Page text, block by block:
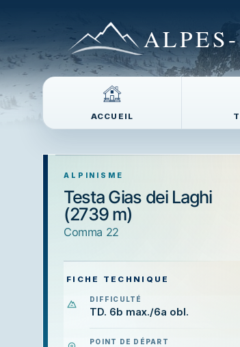
ACCUEIL
ALPINISME
Testa Gias dei Laghi
(2739 m)
Comma 22
FICHE TECHNIQUE
DIFFICULTÉ
TD. 6b max./6a obl.
POINT DE DÉPART